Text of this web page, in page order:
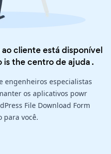
cliente está disponível
is thecentro de ajuda .
engenheiros especialistas
os aplicativos powr
File Download Form
para você.